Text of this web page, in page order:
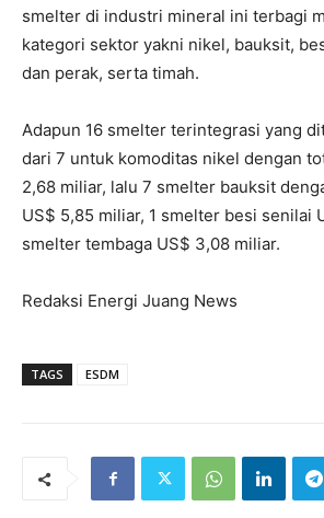
smelter di industri mineral ini terbagi
kategori sektor yakni nikel, bauksit,
dan perak, serta timah.
Adapun 16 smelter terintegrasi yang
dari 7 untuk komoditas nikel dengan
2,68 miliar, lalu 7 smelter bauksit
US$ 5,85 miliar, 1 smelter besi senilai
smelter tembaga US$ 3,08 miliar.
Redaksi Energi Juang News
TAGS ESDM